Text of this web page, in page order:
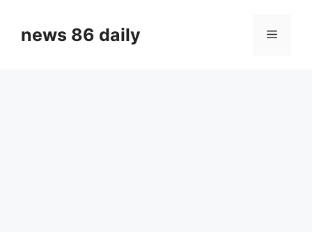
contentnews 86 daily Menu